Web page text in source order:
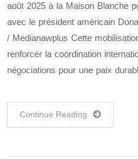
août 2025 à la Maison Blanche
avec le président américain
/ Medianawplus Cette
renforcer la coordination
négociations pour une paix
Continue Reading